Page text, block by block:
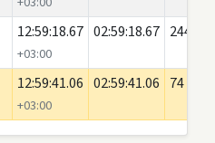
12:59:18.67
+03:00
02:59:18.67 2442
12:59:41.06
+03:00
02:59:41.06 74